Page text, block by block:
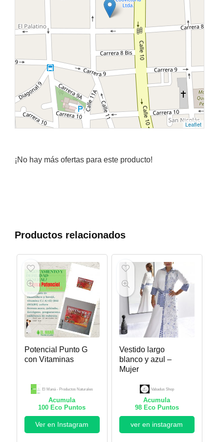
Leaflet
¡No hay más ofertas para este producto!
Productos relacionados
Potencial Punto G
con Vitaminas
El Maná - Productos Naturales
Acumula
100 Eco Puntos
Ver en Instagram
Vestido largo
blanco y azul –
Mujer
Vabadus Shop
Acumula
98Eco Puntos
ver en instagram